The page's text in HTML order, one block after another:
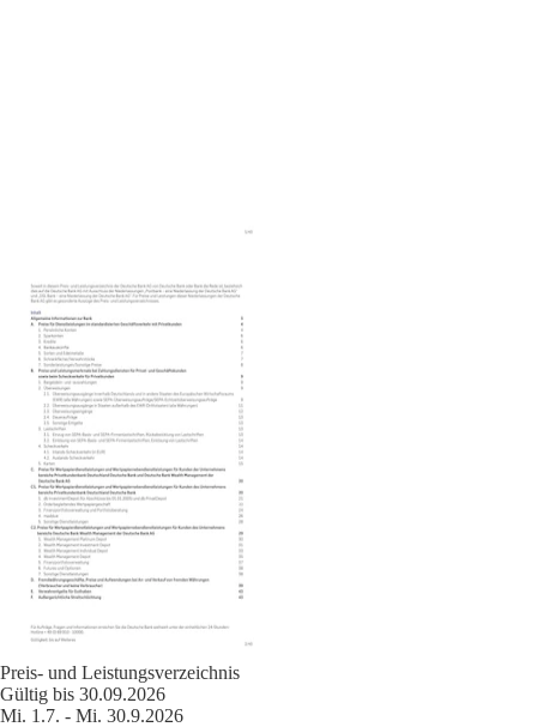
Preis- und Leistungsverzeichnis
Gültig bis 30.09.2026
Mi. 1.7. - Mi. 30.9.2026